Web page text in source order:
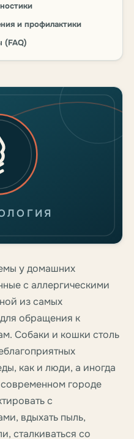
и профилактики
(FAQ)
у домашних
с аллергическими
из самых
обращения к
Собаки и кошки столь
как и люди, а иногда
городе
с
вдыхать пыль,
сталкиваться со